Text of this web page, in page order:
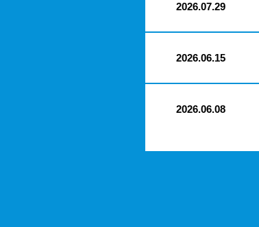
2026.07.29
2026.06.15
2026.06.08